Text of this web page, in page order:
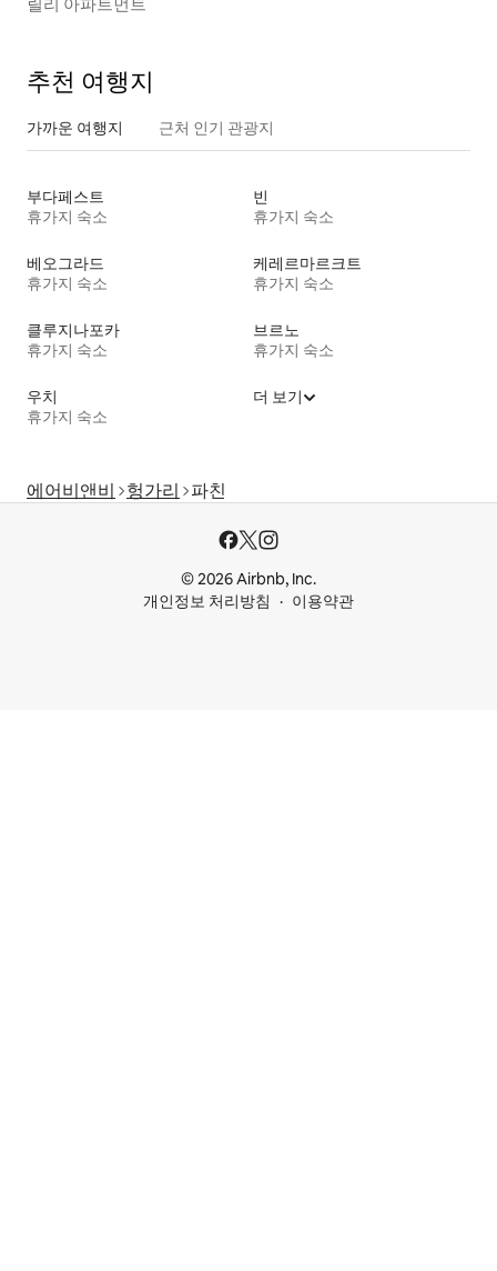
추천 여행지
가까운 여행지 근처 인기 관광지
부다페스트
휴가지 숙소
빈
휴가지 숙소
베오그라드
휴가지 숙소
케레르마르크트
휴가지 숙소
클루지나포카
휴가지 숙소
브르노
휴가지 숙소
우치
휴가지 숙소
더 보기
에어비앤비 헝가리 파친
© 2026 Airbnb, Inc.
개인정보 처리방침
이용약관